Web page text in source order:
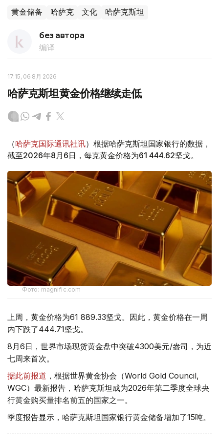
黄金储备 哈萨克 文化 哈萨克斯坦
без автора
编译
17:15, 06 8月 2026
哈萨克斯坦黄金价格继续走低
（哈萨克国际通讯社讯）根据哈萨克斯坦国家银行的数据，
截至2026年8月6日，每克黄金价格为61 444.62坚戈。
Фото: magnific.com
上周，黄金价格为61 889.33坚戈。因此，黄金价格在一周
内下跌了444.71坚戈。
8月6日，世界市场现货黄金盘中突破4300美元/盎司，为近
七周来首次。
据此前报道 ，根据世界黄金协会（World Gold Council,
WGC）最新报告，哈萨克斯坦成为2026年第二季度全球央
行黄金购买量排名前五的国家之一。
季度报告显示，哈萨克斯坦国家银行黄金储备增加了15吨。